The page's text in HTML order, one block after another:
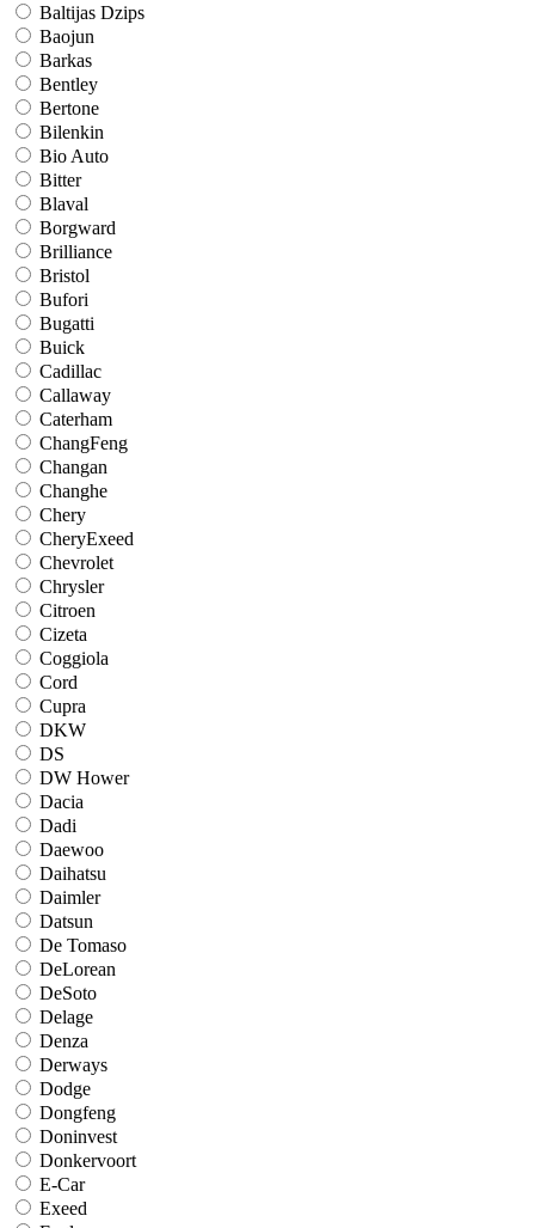
Baltijas Dzips
Baojun
Barkas
Bentley
Bertone
Bilenkin
Bio Auto
Bitter
Blaval
Borgward
Brilliance
Bristol
Bufori
Bugatti
Buick
Cadillac
Callaway
Caterham
ChangFeng
Changan
Changhe
Chery
CheryExeed
Chevrolet
Chrysler
Citroen
Cizeta
Coggiola
Cord
Cupra
DKW
DS
DW Hower
Dacia
Dadi
Daewoo
Daihatsu
Daimler
Datsun
De Tomaso
DeLorean
DeSoto
Delage
Denza
Derways
Dodge
Dongfeng
Doninvest
Donkervoort
E-Car
Exeed